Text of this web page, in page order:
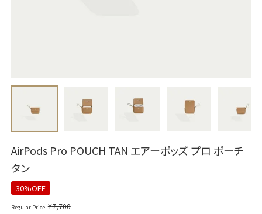
AirPods Pro POUCH TAN エアーポッズ プロ ポーチ
タン
30%OFF
Regular Price ¥7,700